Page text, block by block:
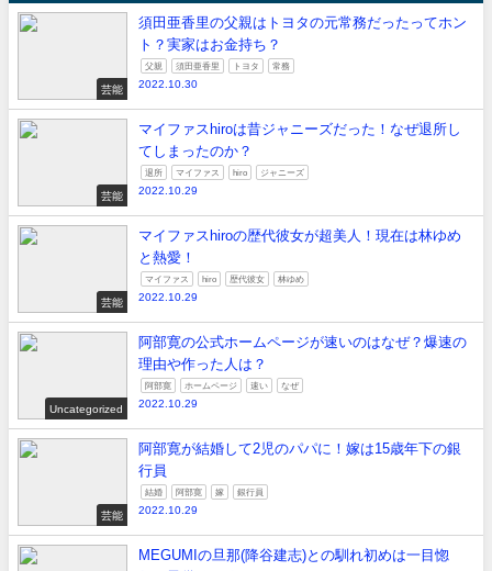
芸能
須田亜香里の父親はトヨタの元常務だったってホン
ト？実家はお金持ち？
父親 須田亜香里 トヨタ 常務
2022.10.30
芸能
マイファスhiroは昔ジャニーズだった！なぜ退所し
てしまったのか？
退所 マイファス hiro ジャニーズ
2022.10.29
芸能
マイファスhiroの歴代彼女が超美人！現在は林ゆめ
と熱愛！
マイファス hiro 歴代彼女 林ゆめ
2022.10.29
Uncategorized
阿部寛の公式ホームページが速いのはなぜ？爆速の
理由や作った人は？
阿部寛 ホームページ 速い なぜ
2022.10.29
芸能
阿部寛が結婚して2児のパパに！嫁は15歳年下の銀
行員
結婚 阿部寛 嫁 銀行員
2022.10.29
MEGUMIの旦那(降谷建志)との馴れ初めは一目惚